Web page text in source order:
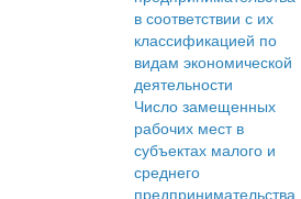
в соответствии с их
классификацией по
видам экономической
деятельности
Число замещенных
рабочих мест в
субъектах малого и
среднего
предпринимательства